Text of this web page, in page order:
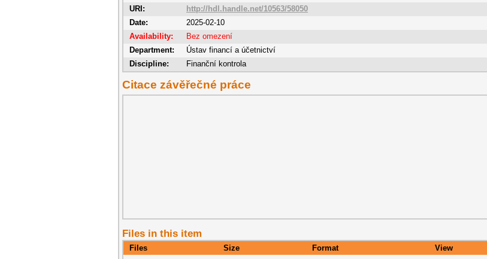
URI:
http://hdl.handle.net/10563/58050
Date:
2025-02-10
Availability:
Bez omezení
Department:
Ústav financí a účetnictví
Discipline:
Finanční kontrola
Citace závěřečné práce
Files in this item
Files Size Format View